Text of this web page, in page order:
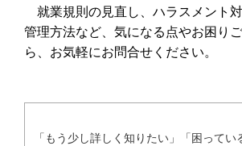
就業規則の見直し、ハラスメント
管理方法など、気になる点やお困り
ら、お気軽にお問合せください。
「もう少し詳しく知りたい」「困ってい